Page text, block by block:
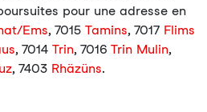
pour une adresse en
Ems, 7015 Tamins, 7017 Flims
, 7014 Trin, 7016 Trin Mulin,
, 7403 Rhäzüns.